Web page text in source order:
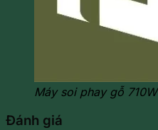
Máy soi phay gỗ
Đánh giá